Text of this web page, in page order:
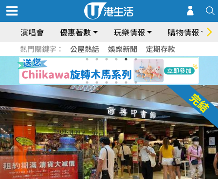
演唱會 優惠著數 玩樂情報 購物情報
熱門關鍵字： 公屋熱話 娛樂新聞 定期存款